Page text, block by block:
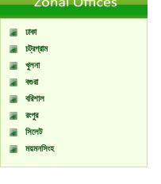
ঢাকা
চট্রগ্রাম
খুলনা
বগুরা
বরিশাল
রংপুর
সিলেট
ময়মনসিংহ